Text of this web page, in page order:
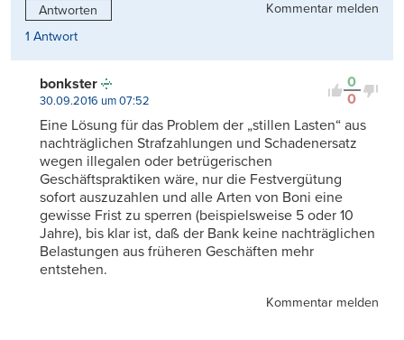
Antworten
Kommentar melden
1 Antwort
0
0
bonkster
30.09.2016 um 07:52
Eine Lösung für das Problem der „stillen Lasten“ aus
nachträglichen Strafzahlungen und Schadenersatz
wegen illegalen oder betrügerischen
Geschäftspraktiken wäre, nur die Festvergütung
sofort auszuzahlen und alle Arten von Boni eine
gewisse Frist zu sperren (beispielsweise 5 oder 10
Jahre), bis klar ist, daß der Bank keine nachträglichen
Belastungen aus früheren Geschäften mehr
entstehen.
Kommentar melden